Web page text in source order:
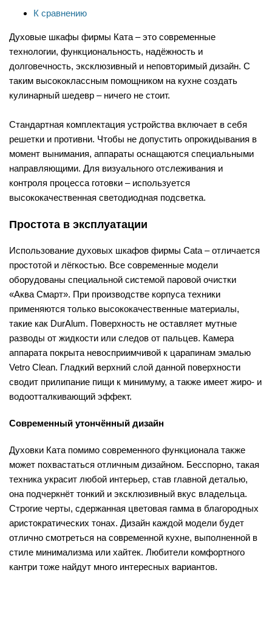
К сравнению
Духовые шкафы фирмы Ката – это современные
технологии, функциональность, надёжность и
долговечность, эксклюзивный и неповторимый дизайн. С
таким высококлассным помощником на кухне создать
кулинарный шедевр – ничего не стоит.
Стандартная комплектация устройства включает в себя
решетки и противни. Чтобы не допустить опрокидывания в
момент вынимания, аппараты оснащаются специальными
направляющими. Для визуального отслеживания и
контроля процесса готовки – используется
высококачественная светодиодная подсветка.
Простота в эксплуатации
Использование духовых шкафов фирмы Cata – отличается
простотой и лёгкостью. Все современные модели
оборудованы специальной системой паровой очистки
«Аква Смарт». При производстве корпуса техники
применяются только высококачественные материалы,
такие как DurAlum. Поверхность не оставляет мутные
разводы от жидкости или следов от пальцев. Камера
аппарата покрыта невосприимчивой к царапинам эмалью
Vetro Clean. Гладкий верхний слой данной поверхности
сводит прилипание пищи к минимуму, а также имеет жиро- и
водоотталкивающий эффект.
Современный утончённый дизайн
Духовки Ката помимо современного функционала также
может похвастаться отличным дизайном. Бесспорно, такая
техника украсит любой интерьер, став главной деталью,
она подчеркнёт тонкий и эксклюзивный вкус владельца.
Строгие черты, сдержанная цветовая гамма в благородных
аристократических тонах. Дизайн каждой модели будет
отлично смотреться на современной кухне, выполненной в
стиле минимализма или хайтек. Любители комфортного
кантри тоже найдут много интересных вариантов.